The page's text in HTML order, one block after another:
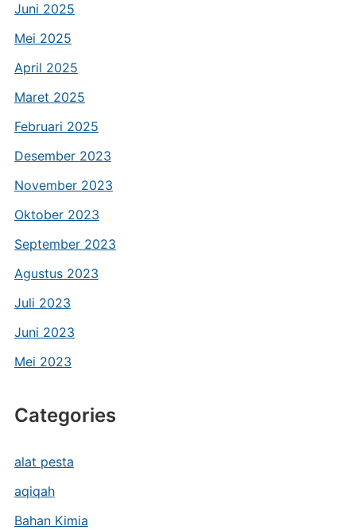
Juni 2025
Mei 2025
April 2025
Maret 2025
Februari 2025
Desember 2023
November 2023
Oktober 2023
September 2023
Agustus 2023
Juli 2023
Juni 2023
Mei 2023
Categories
alat pesta
aqiqah
Bahan Kimia